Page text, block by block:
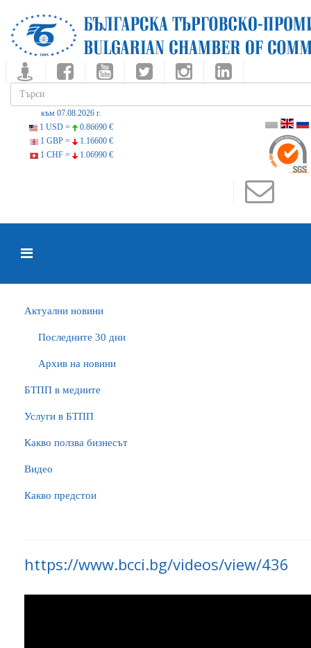
към 07.08.2026 г.
1 USD =
0.86690 €
1 GBP =
1.16600 €
1 CHF =
1.06990 €
Актуални новини
Последните 30 дни
Архив на новини
БTПП в медиите
Услуги в БТПП
Какво ползва бизнесът
Видео
Какво предстои
https://www.bcci.bg/videos/view/436